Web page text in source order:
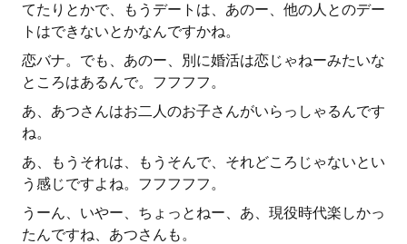
てたりとかで、もうデートは、あのー、他の人とのデー
トはできないとかなんですかね。
恋バナ。でも、あのー、別に婚活は恋じゃねーみたいな
ところはあるんで。フフフフ。
あ、あつさんはお二人のお子さんがいらっしゃるんです
ね。
あ、もうそれは、もうそんで、それどころじゃないとい
う感じですよね。フフフフフ。
うーん、いやー、ちょっとねー、あ、現役時代楽しかっ
たんですね、あつさんも。